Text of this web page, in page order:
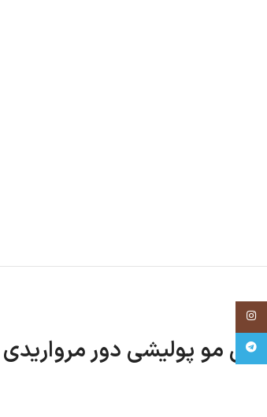
کش مو پولیشی دور مرواریدی
Telegram